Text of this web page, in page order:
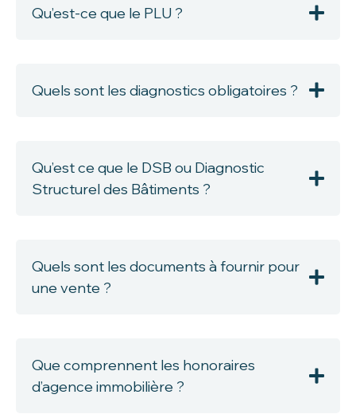
Qu’est-ce que le PLU ?
Quels sont les diagnostics obligatoires ?
Qu’est ce que le DSB ou Diagnostic
Structurel des Bâtiments ?
Quels sont les documents à fournir pour
une vente ?
Que comprennent les honoraires
d’agence immobilière ?